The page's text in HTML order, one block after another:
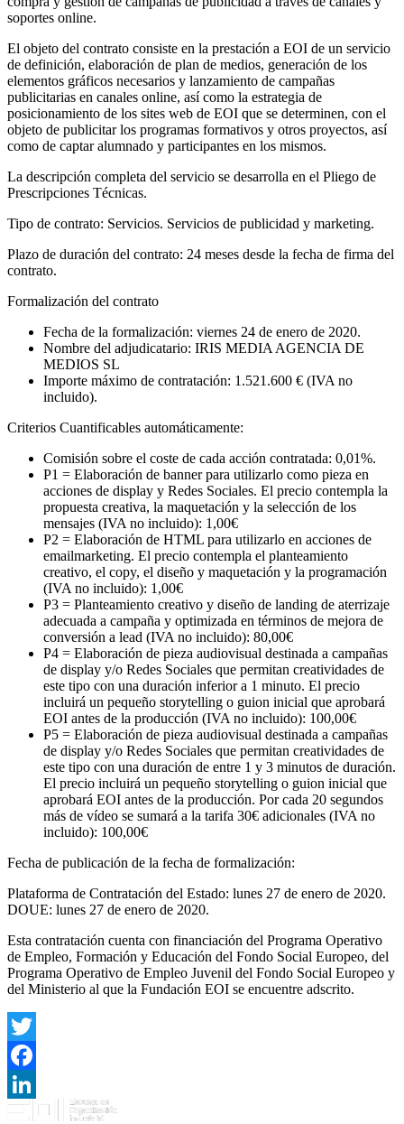
soportes online.
El objeto del contrato consiste en la prestación a EOI de un servicio
de definición, elaboración de plan de medios, generación de los
elementos gráficos necesarios y lanzamiento de campañas
publicitarias en canales online, así como la estrategia de
posicionamiento de los sites web de EOI que se determinen, con el
objeto de publicitar los programas formativos y otros proyectos, así
como de captar alumnado y participantes en los mismos.
La descripción completa del servicio se desarrolla en el Pliego de
Prescripciones Técnicas.
Tipo de contrato: Servicios. Servicios de publicidad y marketing.
Plazo de duración del contrato: 24 meses desde la fecha de firma del
contrato.
Formalización del contrato
Fecha de la formalización: viernes 24 de enero de 2020.
Nombre del adjudicatario: IRIS MEDIA AGENCIA DE
MEDIOS SL
Importe máximo de contratación: 1.521.600 € (IVA no
incluido).
Criterios Cuantificables automáticamente:
Comisión sobre el coste de cada acción contratada: 0,01%.
P1 = Elaboración de banner para utilizarlo como pieza en
acciones de display y Redes Sociales. El precio contempla la
propuesta creativa, la maquetación y la selección de los
mensajes (IVA no incluido): 1,00€
P2 = Elaboración de HTML para utilizarlo en acciones de
emailmarketing. El precio contempla el planteamiento
creativo, el copy, el diseño y maquetación y la programación
(IVA no incluido): 1,00€
P3 = Planteamiento creativo y diseño de landing de aterrizaje
adecuada a campaña y optimizada en términos de mejora de
conversión a lead (IVA no incluido): 80,00€
P4 = Elaboración de pieza audiovisual destinada a campañas
de display y/o Redes Sociales que permitan creatividades de
este tipo con una duración inferior a 1 minuto. El precio
incluirá un pequeño storytelling o guion inicial que aprobará
EOI antes de la producción (IVA no incluido): 100,00€
P5 = Elaboración de pieza audiovisual destinada a campañas
de display y/o Redes Sociales que permitan creatividades de
este tipo con una duración de entre 1 y 3 minutos de duración.
El precio incluirá un pequeño storytelling o guion inicial que
aprobará EOI antes de la producción. Por cada 20 segundos
más de vídeo se sumará a la tarifa 30€ adicionales (IVA no
incluido): 100,00€
Fecha de publicación de la fecha de formalización:
Plataforma de Contratación del Estado: lunes 27 de enero de 2020.
DOUE: lunes 27 de enero de 2020.
Esta contratación cuenta con financiación del Programa Operativo
de Empleo, Formación y Educación del Fondo Social Europeo, del
Programa Operativo de Empleo Juvenil del Fondo Social Europeo y
del Ministerio al que la Fundación EOI se encuentre adscrito.
Twitter
Facebook
LinkedIn